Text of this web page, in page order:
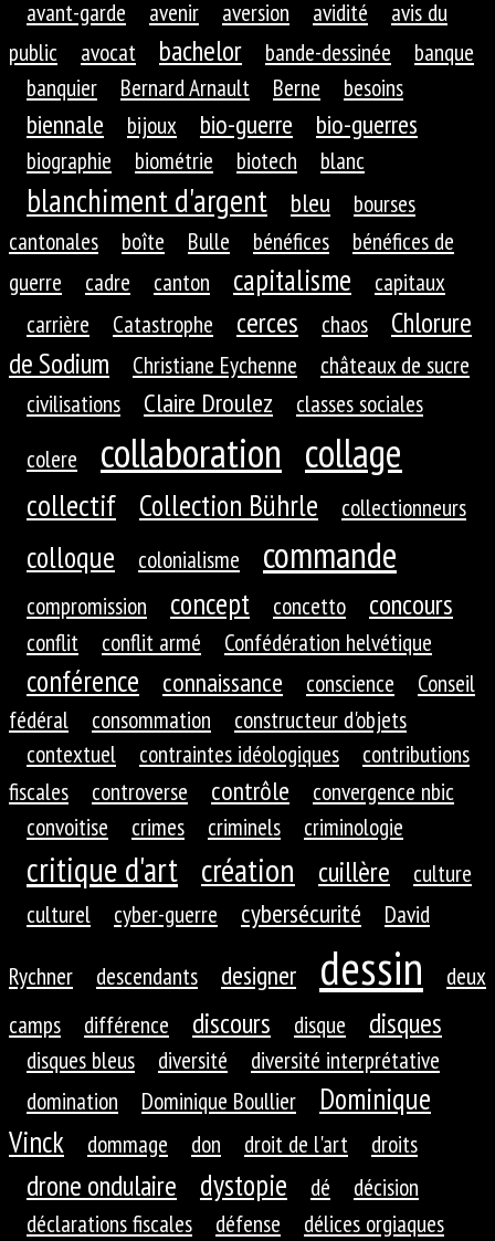
avant-garde avenir aversion avidité
avis du
public
avocat bachelor bande-dessinée
banque
banquier
Bernard Arnault Berne besoins
biennale bijoux bio-guerre bio-guerres
biographie biométrie biotech blanc
blanchiment d'argent bleu
bourses
cantonales
boîte Bulle bénéfices
bénéfices de
guerre
cadre canton capitalisme
capitaux
carrière
Catastrophe cerces chaos
Chlorure
de Sodium
Christiane Eychenne
châteaux de sucre
civilisations
Claire Droulez
classes sociales
colere
collaboration collage
collectif Collection Bührle collectionneurs
colloque colonialisme commande
compromission concept concetto concours
conflit conflit armé Confédération helvétique
conférence connaissance conscience
Conseil
fédéral
consommation
constructeur d'objets
contextuel
contraintes idéologiques
contributions
fiscales
controverse contrôle
convergence nbic
convoitise
crimes criminels criminologie
critique d'art création cuillère
culture
culturel
cyber-guerre cybersécurité
David
Rychner
descendants designer dessin
deux
camps
différence discours disque disques
disques bleus diversité
diversité interprétative
domination
Dominique Boullier
Dominique
Vinck
dommage don droit de l'art droits
drone ondulaire dystopie dé
décision
déclarations fiscales
défense
délices orgiaques